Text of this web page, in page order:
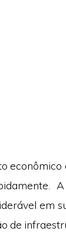
econômico
em
de